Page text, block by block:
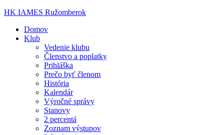
HK IAMES Ružomberok
Domov
Klub
Vedenie klubu
Členstvo a poplatky
Prihláška
Prečo byť členom
História
Kalendár
Výročné správy
Stanovy
2 percentá
Zoznam výstupov